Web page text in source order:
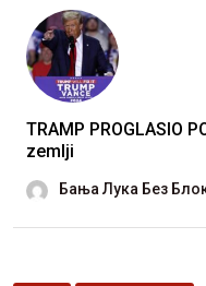
TRAMP PROGLASIO
zemlji
Бања Лука Без